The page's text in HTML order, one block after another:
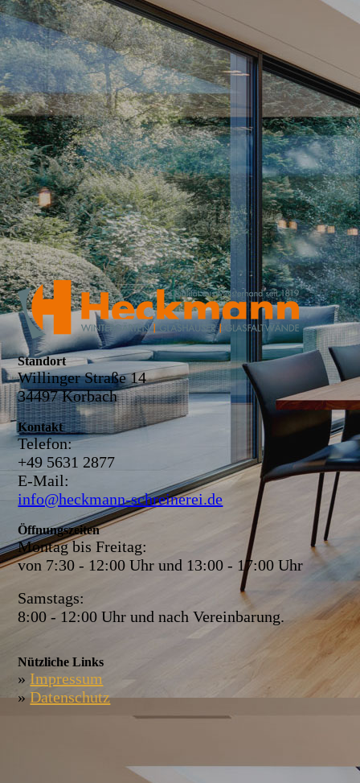
Standort
Willinger Straße 14
34497 Korbach
Kontakt
Telefon:
+49 5631 2877
E-Mail:
info@heckmann-schreinerei.de
Öffnungszeiten
Montag bis Freitag:
von 7:30 - 12:00 Uhr und 13:00 - 17:00 Uhr
Samstags:
8:00 - 12:00 Uhr und nach Vereinbarung.
Nützliche Links
» Impressum
»Datenschutz